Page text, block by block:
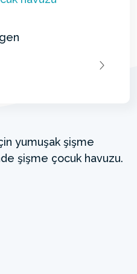
yumuşak şişme
şişme çocuk havuzu.